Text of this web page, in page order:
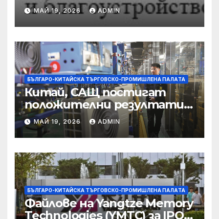
предприятията, ще се
съсредоточи върху
борбата с
корпоративната
престъпност
МАЙ 19, 2026 ADMIN
БЪЛГАРО-КИТАЙСКА ТЪРГОВСКО-ПРОМИШЛЕНА ПАЛAТА
Китай, САЩ постигат
положителни резултати в
икономическите и
търговски консултации:
министерство
МАЙ 19, 2026 ADMIN
БЪЛГАРО-КИТАЙСКА ТЪРГОВСКО-ПРОМИШЛЕНА ПАЛAТА
Файлове на Yangtze Memory
Technologies (YMTC) за IPO